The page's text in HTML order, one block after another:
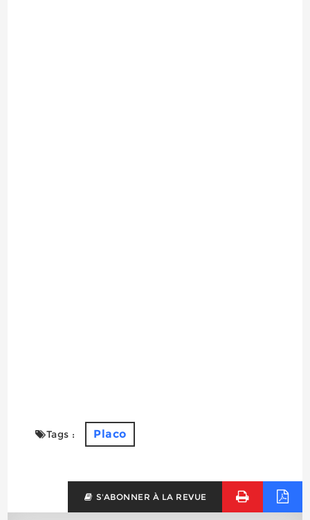
Tags : Placo
S'ABONNER À LA REVUE